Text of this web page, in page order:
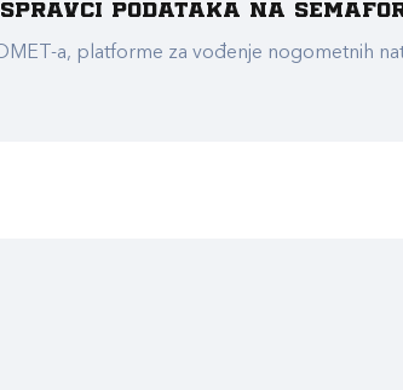
podataka na
a, platforme za vođenje nogometnih